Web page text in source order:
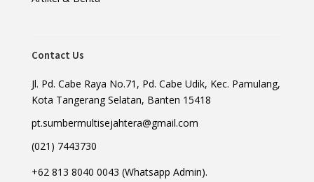
Contact Us
Jl. Pd. Cabe Raya No.71, Pd. Cabe Udik, Kec. Pamulang,
Kota Tangerang Selatan, Banten 15418
pt.sumbermultisejahtera@gmail.com
(021) 7443730
+62 813 8040 0043 (Whatsapp Admin).